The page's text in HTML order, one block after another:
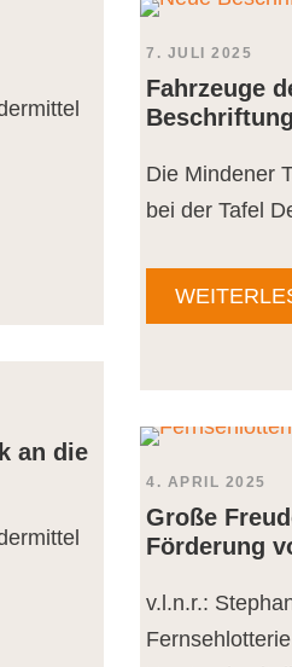
7. JULI 2025
Fahrzeuge
Beschriftung
Die Mindener
bei der Tafel
an die
4. APRIL 2025
Große
Förderung
v.l.n.r.: